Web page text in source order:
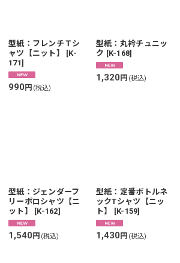
絞り込む
型紙：フレンチＴシ
ャツ【ニット】
[K-
171]
990円 (税込)
型紙：丸衿チュニッ
ク [K-168]
1,320円 (税込)
型紙：ジェンダーフ
リーポロシャツ【ニ
ット】
[K-162]
1,540円 (税込)
型紙：定番ボトルネ
ックTシャツ【ニッ
ト】
[K-159]
1,430円 (税込)